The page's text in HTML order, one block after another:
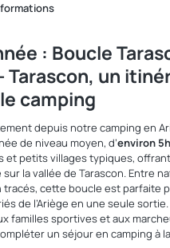
: Boucle
Tarascon, un
camping
depuis notre camping en
de niveau moyen, d’environ 5h
et petits villages typiques,
sur la vallée de Tarascon. Entre
tracés, cette boucle est parfaite
de l’Ariège en une seule
familles sportives et aux
un séjour en camping à